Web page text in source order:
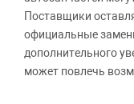
Поставщики
официальные
дополнительного
может повлечь